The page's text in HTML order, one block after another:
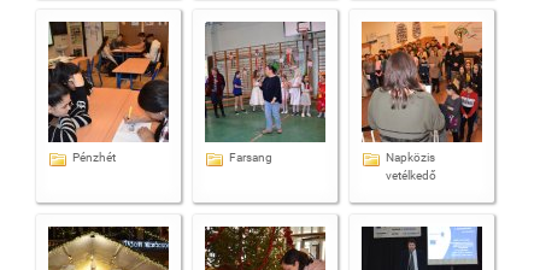
Pénzhét Farsang
Napközis
vetélkedő